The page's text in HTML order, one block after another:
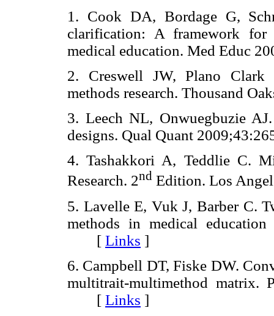
1. Cook DA, Bordage G,
clarification: A framework
medical education. Med
2. Creswell JW, Plano
methods research. Thousand
3. Leech NL, Onwuegbuzie
designs. Qual Quant
4. Tashakkori A, Teddlie C.
Research. 2nd Edition. Los
5. Lavelle E, Vuk J, Barber C.
methods in medical education
[ Links ]
6. Campbell DT, Fiske DW.
multitrait-multimethod matrix.
[ Links ]